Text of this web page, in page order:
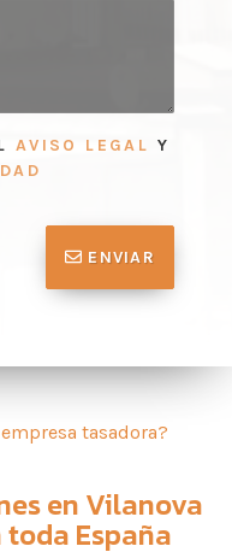
AVISO LEGAL Y
ENVIAR
tasadora?
en Vilanova
España